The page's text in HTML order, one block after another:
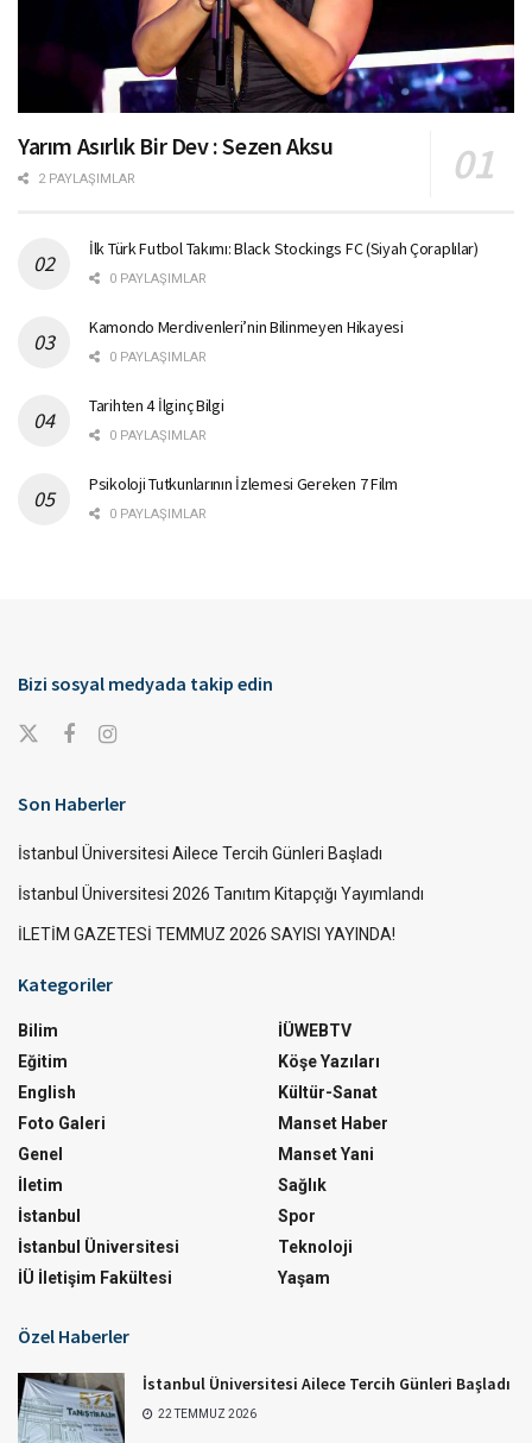
Yarım Asırlık Bir Dev : Sezen Aksu
2 PAYLAŞIMLAR
İlk Türk Futbol Takımı: Black Stockings FC (Siyah Çoraplılar)
0 PAYLAŞIMLAR
Kamondo Merdivenleri’nin Bilinmeyen Hikayesi
0 PAYLAŞIMLAR
Tarihten 4 İlginç Bilgi
0 PAYLAŞIMLAR
Psikoloji Tutkunlarının İzlemesi Gereken 7 Film
0 PAYLAŞIMLAR
Bizi sosyal medyada takip edin
Son Haberler
İstanbul Üniversitesi Ailece Tercih Günleri Başladı
İstanbul Üniversitesi 2026 Tanıtım Kitapçığı Yayımlandı
İLETİM GAZETESİ TEMMUZ 2026 SAYISI YAYINDA!
Kategoriler
Bilim
Eğitim
English
Foto Galeri
Genel
İletim
İstanbul
İstanbul Üniversitesi
İÜ İletişim Fakültesi
İÜWEBTV
Köşe Yazıları
Kültür-Sanat
Manset Haber
Manset Yani
Sağlık
Spor
Teknoloji
Yaşam
Özel Haberler
İstanbul Üniversitesi Ailece Tercih Günleri Başladı
22 TEMMUZ 2026